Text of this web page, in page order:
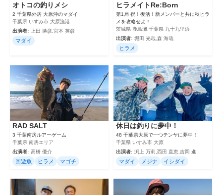
オトコの釣りメシ
2 千葉県外房 大原沖のマダイ
千葉県 いすみ市 大原漁港
出演者:
上田 勝彦,宮本 英彦
マダイ
ヒラメイトRe:Born
第1局 祝！復活！新メンバーと共に秋ヒラ
メを攻略せよ！
茨城県 鹿島灘,千葉県 九十九里浜
出演者: 堀田 光哉,森 海哉
ヒラメ
RAD SALT
3 千葉南房ルアーゲーム
千葉県 南房エリア
出演者: 高橋 優介
回遊魚 ヒラメ マゴチ
休日は釣りに夢中！
48 千葉県大原で一つテンヤに夢中！
千葉県 いすみ市 大原
出演者: 渕上 万莉,西田 直恵,吉岡 進
マダイ メジナ イシダイ